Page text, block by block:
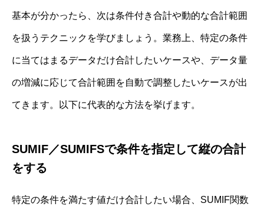
基本が分かったら、次は条件付き合計や動的な合計範囲
を扱うテクニックを学びましょう。業務上、特定の条件
に当てはまるデータだけ合計したいケースや、データ量
の増減に応じて合計範囲を自動で調整したいケースが出
てきます。以下に代表的な方法を挙げます。
SUMIF／SUMIFSで条件を指定して縦の合計
をする
特定の条件を満たす値だけ合計したい場合、SUMIF関数